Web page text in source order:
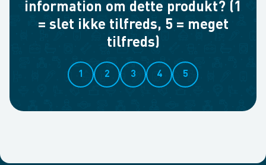
information om dette produkt? (1
= slet ikke tilfreds, 5 = meget
tilfreds)
1 2 3 4 5